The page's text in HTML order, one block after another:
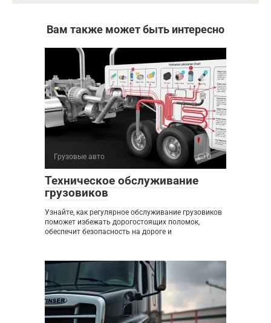
Вам также может быть интересно
Грузовые авто 0
Техническое обслуживание
грузовиков
Узнайте, как регулярное обслуживание грузовиков
поможет избежать дорогостоящих поломок,
обеспечит безопасность на дороге и